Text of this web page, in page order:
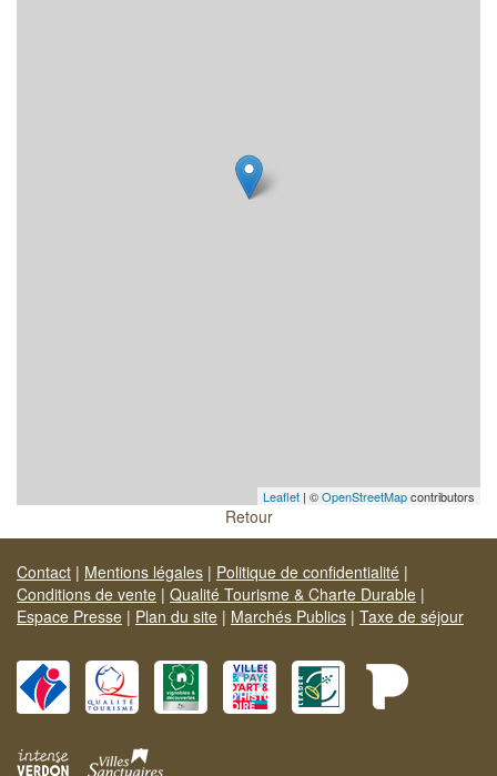
Leaflet | ©OpenStreetMapcontributors
Retour
Contact | Mentions légales | Politique de confidentialité |
Conditions de vente | Qualité Tourisme & Charte Durable |
Espace Presse | Plan du site | Marchés Publics | Taxe de séjour